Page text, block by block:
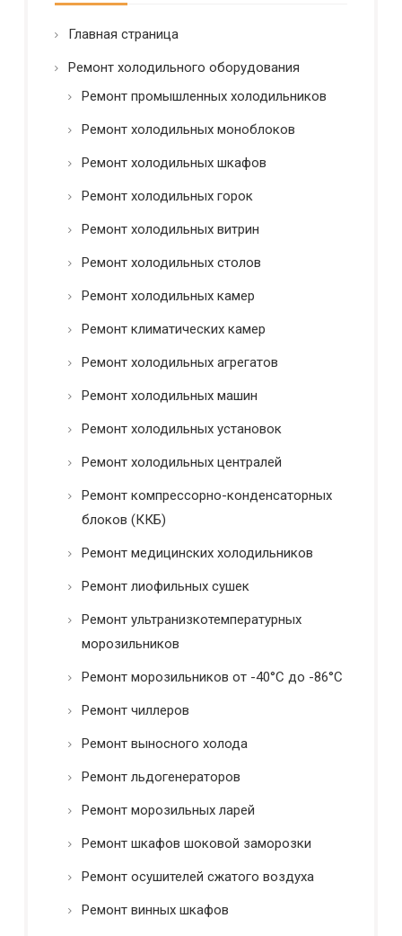
с
*
Главная страница
Ремонт холодильного оборудования
Ремонт промышленных холодильников
Ремонт холодильных моноблоков
Ремонт холодильных шкафов
Ремонт холодильных горок
Ремонт холодильных витрин
Ремонт холодильных столов
Ремонт холодильных камер
Ремонт климатических камер
Ремонт холодильных агрегатов
Ремонт холодильных машин
Ремонт холодильных установок
Ремонт холодильных централей
Ремонт компрессорно-конденсаторных
блоков (ККБ)
Ремонт медицинских холодильников
Ремонт лиофильных сушек
Ремонт ультранизкотемпературных
морозильников
Ремонт морозильников от -40°C до -86°C
Ремонт чиллеров
Ремонт выносного холода
Ремонт льдогенераторов
Ремонт морозильных ларей
Ремонт шкафов шоковой заморозки
Ремонт осушителей сжатого воздуха
Ремонт винных шкафов